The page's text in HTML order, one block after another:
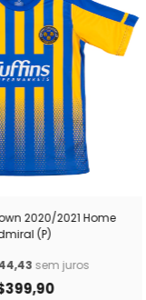
2020/2021 Home
(P)
sem juros